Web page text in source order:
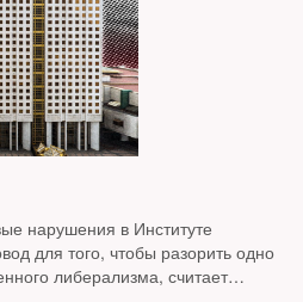
нарушения в Институте
для того, чтобы разорить одно
либерализма, считает